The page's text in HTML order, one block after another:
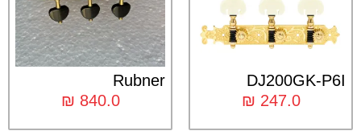
DJ200GK-P6I
₪ 247.0
Rubner
₪ 840.0